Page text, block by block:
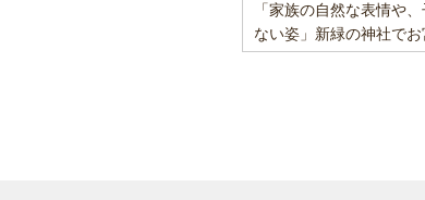
「家族の自然な表情や
ない姿」新緑の神社で